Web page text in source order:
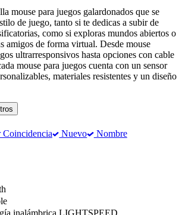
mouse para juegos galardonados que se
de juego, tanto si te dedicas a subir de
como si exploras mundos abiertos o
amigos de forma virtual. Desde mouse
ultrarresponsivos hasta opciones con cable
mouse para juegos cuenta con un sensor
materiales resistentes y un diseño
Nuevo Nombre
inalámbrica LIGHTSPEED